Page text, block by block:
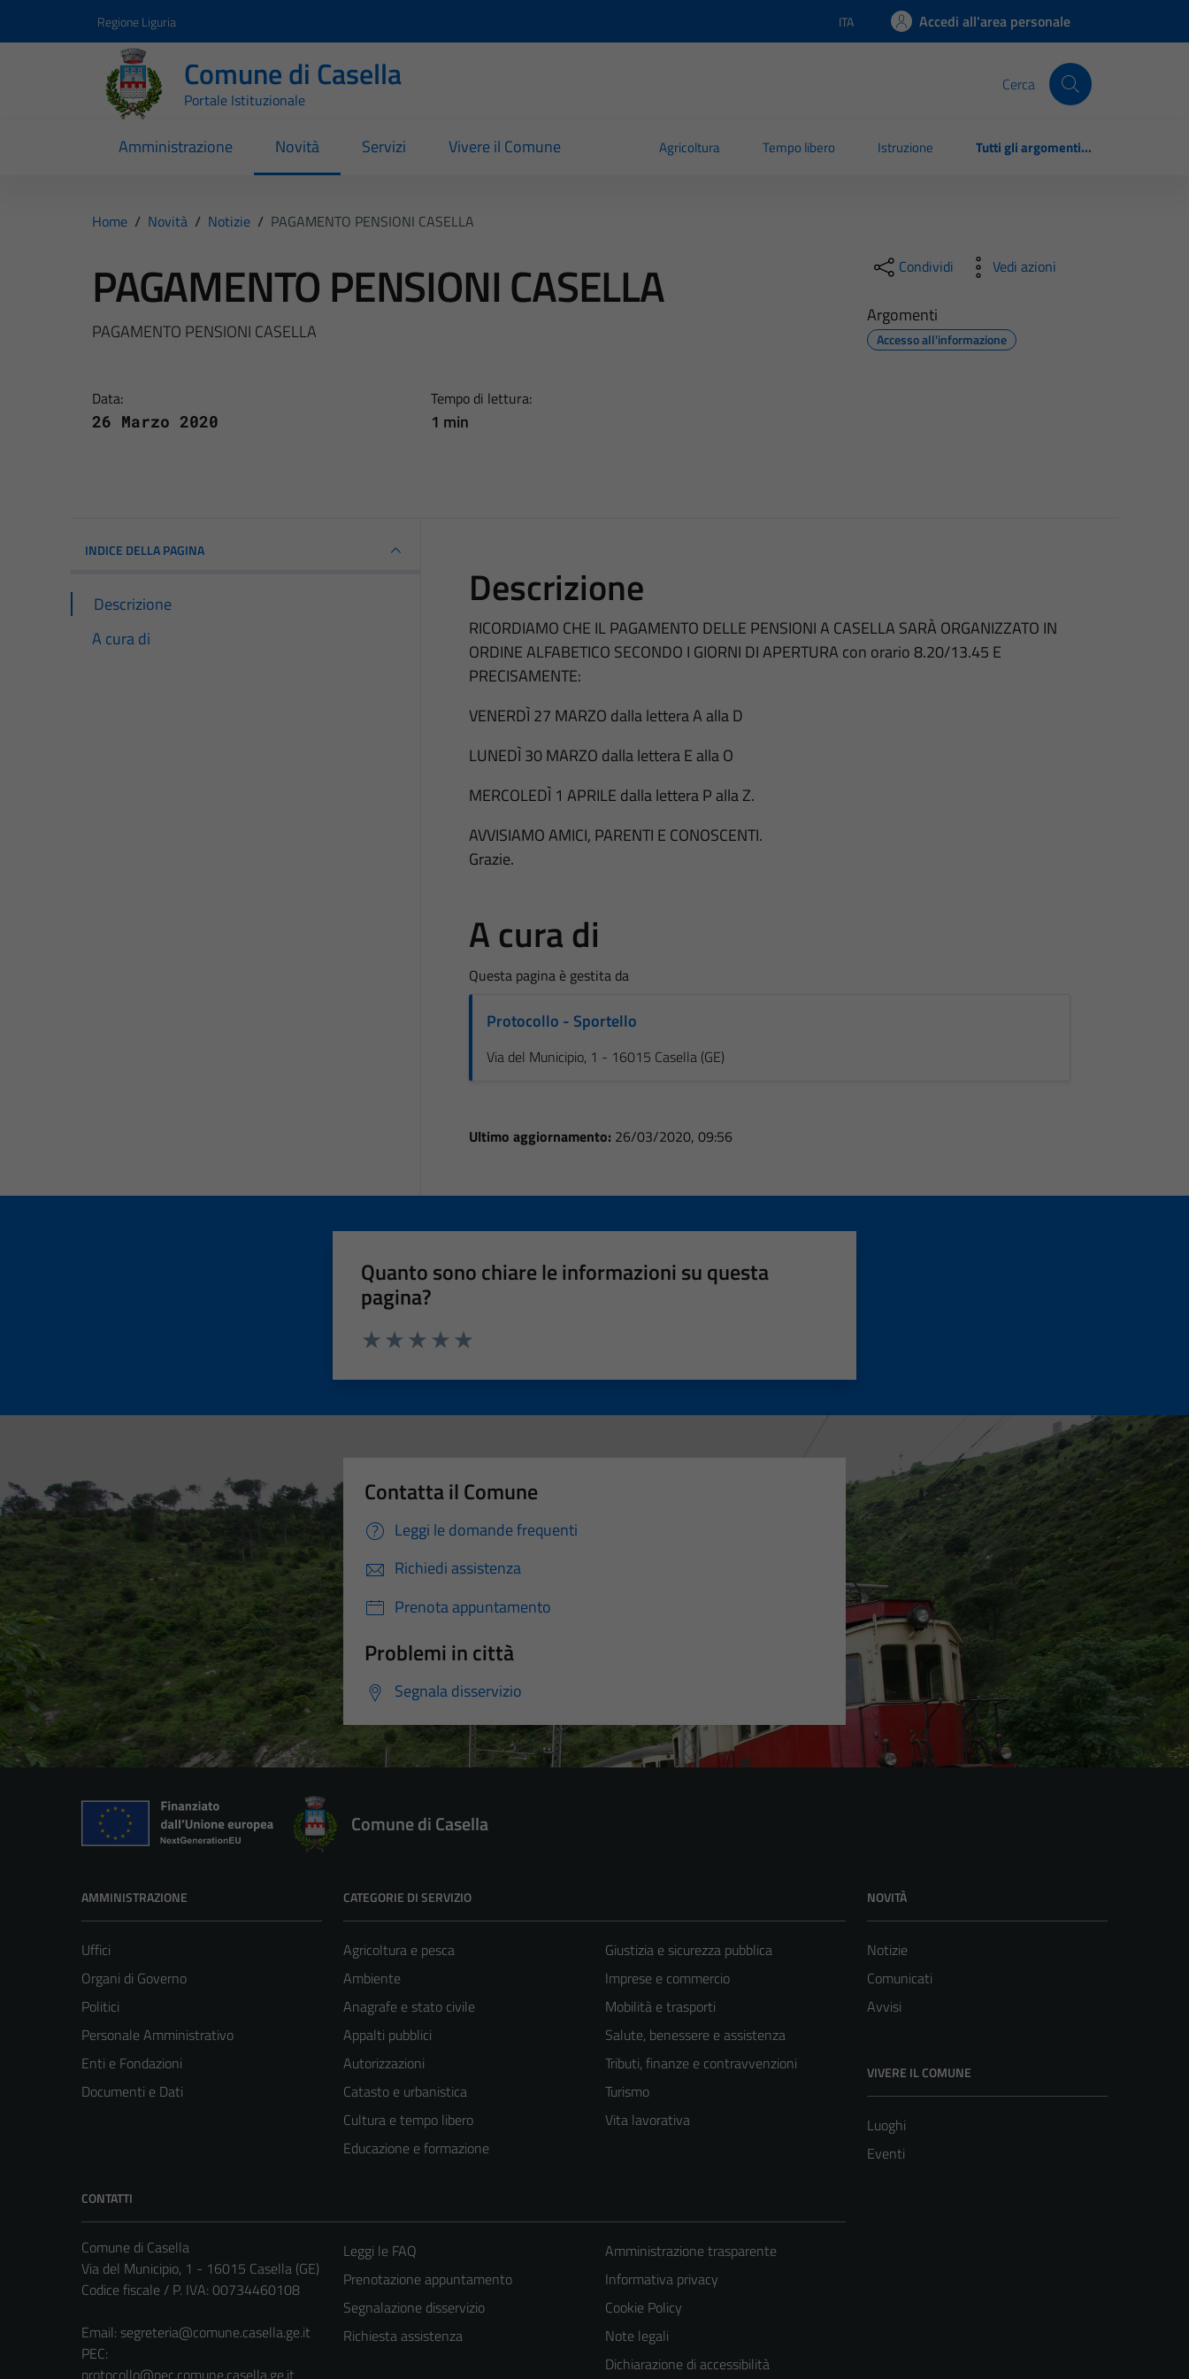
Regione Liguria Lingua attiva:
ITA Accedi all'area personale
Comune di Casella
Portale Istituzionale
Cerca
Amministrazione Novità Servizi Vivere il Comune Agricoltura Tempo libero Istruzione Tutti gli argomenti...
Home / Novità / Notizie / PAGAMENTO PENSIONI CASELLA
PAGAMENTO PENSIONI CASELLA
PAGAMENTO PENSIONI CASELLA
Data:
26 Marzo 2020
Tempo di lettura:
1 min
Condividi Vedi azioni
Argomenti
Accesso all'informazione
INDICE DELLA PAGINA
Descrizione
A cura di
Descrizione
RICORDIAMO CHE IL PAGAMENTO DELLE PENSIONI A CASELLA SARÀ ORGANIZZATO IN
ORDINE ALFABETICO SECONDO I GIORNI DI APERTURA con orario 8.20/13.45 E
PRECISAMENTE:
VENERDÌ 27 MARZO dalla lettera A alla D
LUNEDÌ 30 MARZO dalla lettera E alla O
MERCOLEDÌ 1 APRILE dalla lettera P alla Z.
AVVISIAMO AMICI, PARENTI E CONOSCENTI.
Grazie.
A cura di
Questa pagina è gestita da
Protocollo - Sportello
Via del Municipio, 1 - 16015 Casella (GE)
Ultimo aggiornamento: 26/03/2020, 09:56
Quanto sono chiare le informazioni su questa
pagina?
Contatta il Comune
Leggi le domande frequenti
Richiedi assistenza
Prenota appuntamento
Problemi in città
Segnala disservizio
Comune di Casella
AMMINISTRAZIONE
Uffici
Organi di Governo
Politici
Personale Amministrativo
Enti e Fondazioni
Documenti e Dati
CATEGORIE DI SERVIZIO
Agricoltura e pesca
Ambiente
Anagrafe e stato civile
Appalti pubblici
Autorizzazioni
Catasto e urbanistica
Cultura e tempo libero
Educazione e formazione
Giustizia e sicurezza pubblica
Imprese e commercio
Mobilità e trasporti
Salute, benessere e assistenza
Tributi, finanze e contravvenzioni
Turismo
Vita lavorativa
NOVITÀ
Notizie
Comunicati
Avvisi
VIVERE IL COMUNE
Luoghi
Eventi
CONTATTI
Comune di Casella
Via del Municipio, 1 - 16015 Casella (GE)
Codice fiscale / P. IVA: 00734460108
Email: segreteria@comune.casella.ge.it
PEC:
Leggi le FAQ
Prenotazione appuntamento
Segnalazione disservizio
Richiesta assistenza
Amministrazione trasparente
Informativa privacy
Cookie Policy
Note legali
Dichiarazione di accessibilità